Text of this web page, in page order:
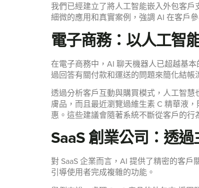
我們已經建立了將人工智能嵌入外包客
細微的應用和真實案例，強調 AI 在客戶
電子商務：以人工智
在電子商務中，AI 聊天機器人已超越基
過回答有關付款和運送的問題來簡化結帳
透過分析客戶互動與購買模式，人工智
膚品，而且最近瀏覽過維生素 C 精華液
惠。這些建議會隨著系統不斷從客戶的行
SaaS 創業公司：透
對 SaaS 企業而言，AI 提供了精密的客
引導使用者完成複雜的功能。